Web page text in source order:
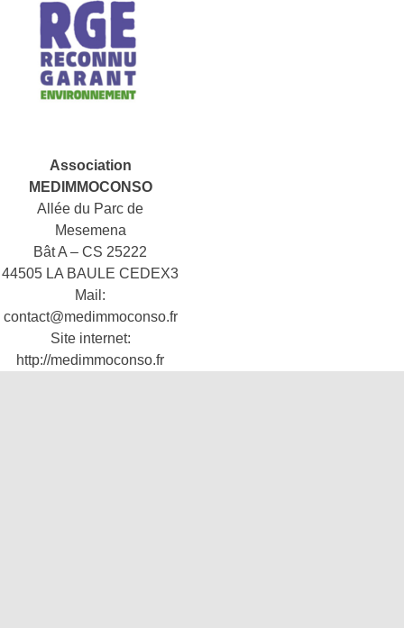
Association
MEDIMMOCONSO
Allée du Parc de
Mesemena
Bât A – CS 25222
44505 LA BAULE CEDEX3
Mail:
contact@medimmoconso.fr
Site internet:
http://medimmoconso.fr